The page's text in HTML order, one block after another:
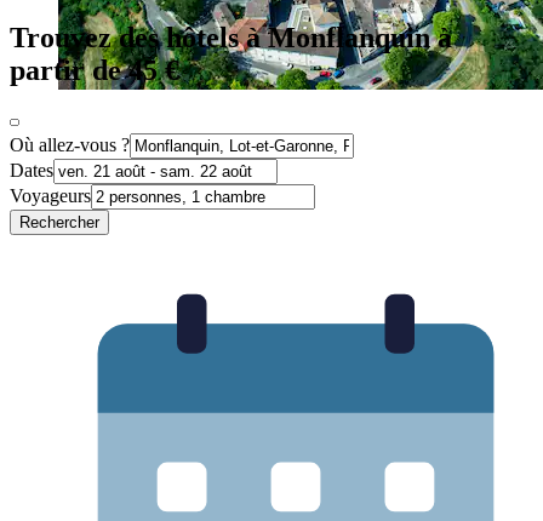
Trouvez des hôtels à Monflanquin à
partir de 45 €
Où allez-vous ?
Dates
Voyageurs
Rechercher